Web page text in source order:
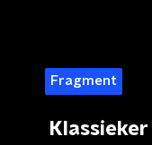
Fragment